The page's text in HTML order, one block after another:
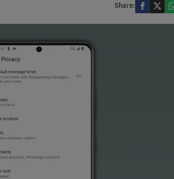
Share: